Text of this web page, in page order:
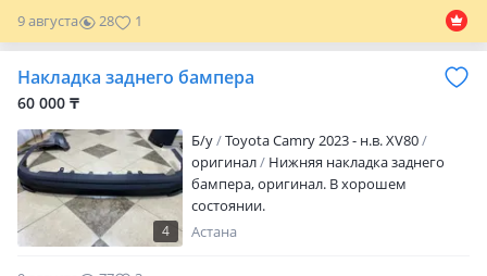
1. Вин код машины 2. Список запчастей
странам СНГ через транспортные
компании за ваш счет! Можем привезти
Отправьте заявку 1. Vin код машины или
артикул товара! 2. Список нужных
запчастей
9 августа 28 1
Накладка заднего бампера
60 000 ₸
4
Б/y
Toyota Camry 2023 - н.в. XV80
оригинал
Нижняя накладка заднего
бампера, оригинал. В хорошем
состоянии.
Астана